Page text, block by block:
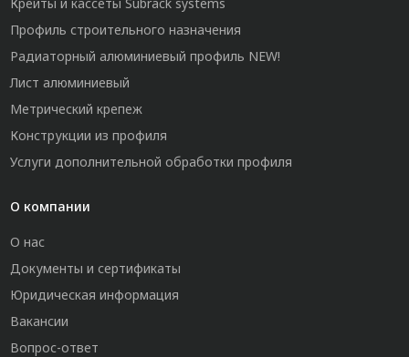
Профиль строительного назначения
Радиаторный алюминиевый профиль NEW!
Лист алюминиевый
Метрический крепеж
Конструкции из профиля
Услуги дополнительной обработки профиля
О компании
О нас
Документы и сертификаты
Юридическая информация
Вакансии
Вопрос-ответ